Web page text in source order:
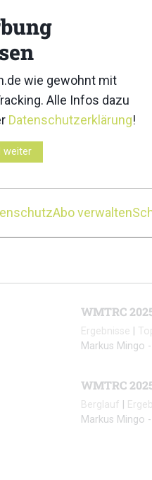
zur
2023
WMTRC
Ergebnisse
Markus Mingo -
WMTRC
Berglauf
Markus Mingo -
wie gewohnt mit
Alle Infos dazu
Datenschutzerklärung!
weiter
Abo verwalten